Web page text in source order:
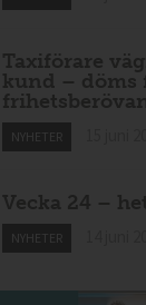
Taxiförare
kund – döms
NYHETER
Vecka 24 –
NYHETER